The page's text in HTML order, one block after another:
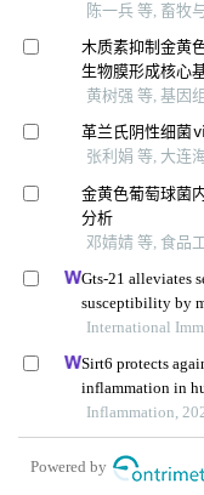
陈一兵 等, 畜牧
木质素抑制金黄
生物膜形成核心
黄树强 等, 基因
革兰氏阴性细菌
张利娟 等, 大连
金黄色葡萄球菌
分析
邓婧婧 等, 食品
Gts-21 alleviates
susceptibility by
neuregulin-1
International
Sirt6 protects
inflammation in
endothelial cells
Inflammation,
Powered by